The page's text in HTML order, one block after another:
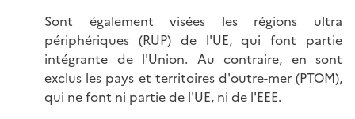
Sont également visées les régions ultra
périphériques (RUP) de l'UE, qui font partie
intégrante de l'Union. Au contraire, en sont
exclus les pays et territoires d'outre-mer (PTOM),
qui ne font ni partie de l'UE, ni de l'EEE.